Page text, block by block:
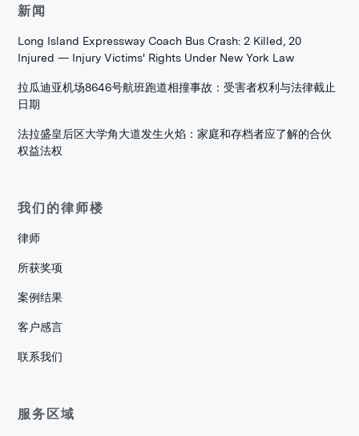
新闻
Long Island Expressway Coach Bus Crash: 2 Killed, 20
Injured — Injury Victims' Rights Under New York Law
拉瓜迪亚机场8646号航班跑道相撞事故：受害者权利与法律截止
日期
法拉盛皇后区大学角大道发生火焰：家庭和存档者应了解的合伙
权益法权
我们的律师楼
律师
所获奖项
案例结果
客户感言
联系我们
服务区域